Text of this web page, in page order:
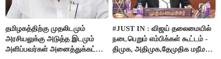
தமிழகத்திற்கு முதலிடமும்
அரசியலுக்கு அடுத்த இடமும்
அளிப்பவர்கள் அனைத்துக்கட்சி
#JUST IN : விஜய் தலைமையில்
நடைபெறும் எம்பிக்கள் கூட்டம் -
திமுக, அதிமுக,தேமுதிக மநீம